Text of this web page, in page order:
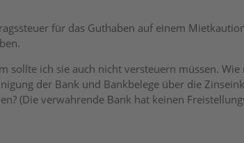
für das Guthaben auf einem
sollte ich sie auch nicht versteuern müssen.
der Bank und Bankbelege über die
(Die verwahrende Bank hat keinen